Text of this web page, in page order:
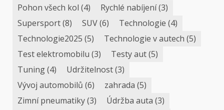
Pohon všech kol (4) Rychlé nabíjení(3)
Supersport(8) SUV(6) Technologie (4)
Technologie2025 (5) Technologie v autech (5)
Test elektromobilu (3) Testy aut(5)
Tuning(4) Udržitelnost(3)
Vývoj automobilů (6) zahrada (5)
Zimní pneumatiky(3) Údržba auta (3)